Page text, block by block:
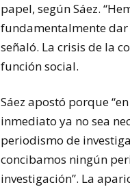
papel, según Sáez.
fundamentalmente dar
señaló. La crisis de la
función social.
Sáez apostó porque
inmediato ya no sea
periodismo de
concibamos ningún
investigación”. La